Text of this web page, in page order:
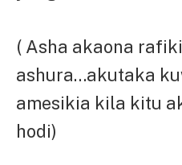
( Asha akaona
ashura…akutaka
amesikia kila kitu
hodi)